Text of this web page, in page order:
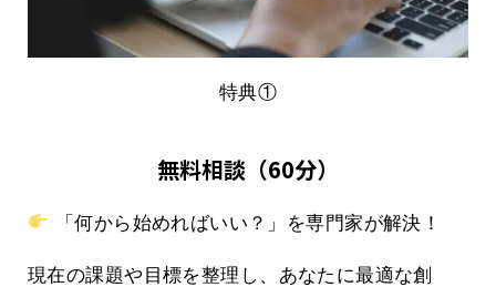
特典①
無料相談（60分）
「何から始めればいい？」を専門家が解決！
現在の課題や目標を整理し、あなたに最適な創